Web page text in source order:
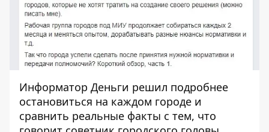
Информатор Деньги решил подробнее
остановиться на каждом городе и
сравнить реальные факты с тем, что